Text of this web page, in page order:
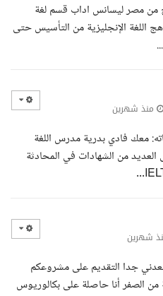
من مصر ليسانس اداب قسم لغة
اللغة الإنجليزية من التأسيس حتى
منذ شهرين
معك فادي بدرية مدرس اللغة
من الشهادات في المحادثة
شهرين
جدا التقديم على مشروعكم
من الصفر أنا حاصلة على بكالوريوس